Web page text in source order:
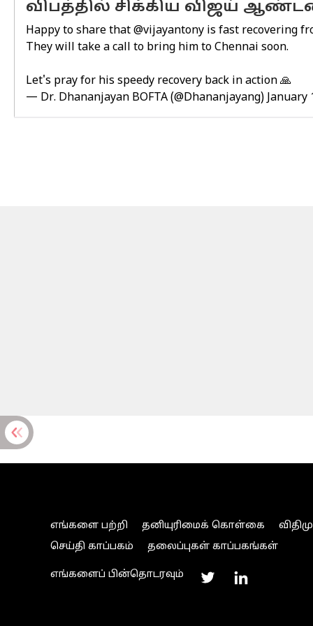
விபத்தில் சிக்கிய விஜய்
Happy to share that @vijayantony is fast recovering
They will take a call to bring him to Chennai soon.
Let's pray for his speedy recovery back in action 🙏
— Dr. Dhananjayan BOFTA (@Dhananjayang) January
எங்களை பற்றி தனியுரிமைக் கொள்கை
செய்தி காப்பகம்
தலைப்புகள் காப்பகங்கள்
எங்களைப் பின்தொடரவும்